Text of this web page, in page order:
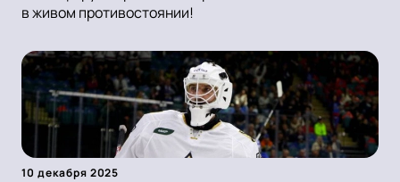
в живом противостоянии!
10 декабря 2025